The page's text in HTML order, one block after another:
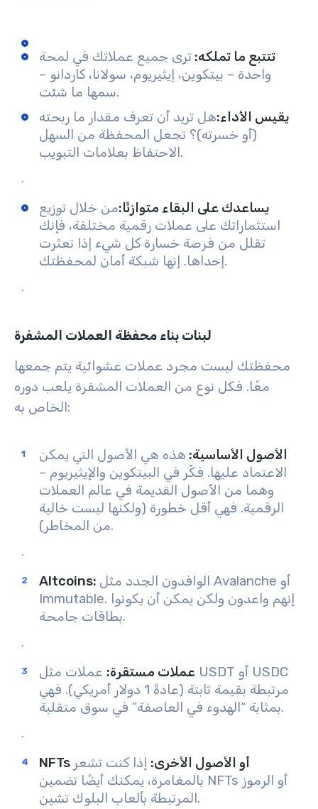
تتتبع ما تملكه: ترى جميع عملاتك في لمحة
واحدة – بيتكوين، إيثيريوم، سولانا، كاردانو –
سمها ما شئت.
يقيس الأداء:هل تريد أن تعرف مقدار ما ربحته
(أو خسرته)؟ تجعل المحفظة من السهل
الاحتفاظ بعلامات التبويب.
.
يساعدك على البقاء متوازنًا:من خلال توزيع
استثماراتك على عملات رقمية مختلفة، فإنك
تقلل من فرصة خسارة كل شيء إذا تعثرت
إحداها. إنها شبكة أمان لمحفظتك.
.
لبنات بناء محفظة العملات المشفرة
محفظتك ليست مجرد عملات عشوائية يتم جمعها
معًا. فكل نوع من العملات المشفرة يلعب دوره
الخاص به:
الأصول الأساسية: هذه هي الأصول التي يمكن
الاعتماد عليها. فكّر في البيتكوين والإيثيريوم –
وهما من الأصول القديمة في عالم العملات
الرقمية. فهي أقل خطورة (ولكنها ليست خالية
من المخاطر).
.
Altcoins: الوافدون الجدد مثل Avalanche أو
Immutable. إنهم واعدون ولكن يمكن أن يكونوا
بطاقات جامحة.
.
عملات مستقرة: عملات مثل USDT أو USDC
مرتبطة بقيمة ثابتة (عادةً 1 دولار أمريكي). فهي
بمثابة “الهدوء في العاصفة” في سوق متقلبة.
.
NFTs أو الأصول الأخرى: إذا كنت تشعر
بالمغامرة، يمكنك أيضًا تضمين NFTs أو الرموز
المرتبطة بألعاب البلوك تشين.